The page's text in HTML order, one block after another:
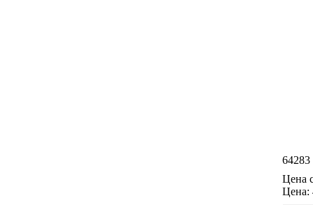
64283
Цена
Цена: